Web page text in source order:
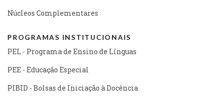
Núcleos Complementares
PROGRAMAS INSTITUCIONAIS
PEL - Programa de Ensino de Línguas
PEE - Educação Especial
PIBID - Bolsas de Iniciação à Docência